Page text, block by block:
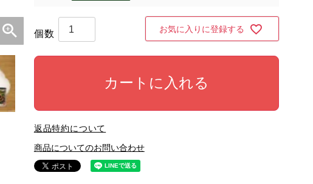
お気に入りに登録する
カートに入れる
返品特約について
商品についてのお問い合わせ